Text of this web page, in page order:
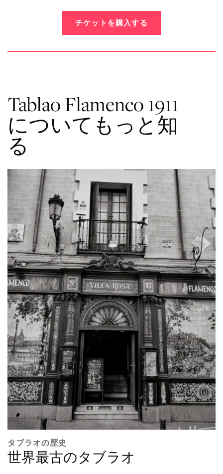
チケットを購入する
Tablao Flamenco 1911
についてもっと知
る
タブラオの歴史
世界最古のタブラオ